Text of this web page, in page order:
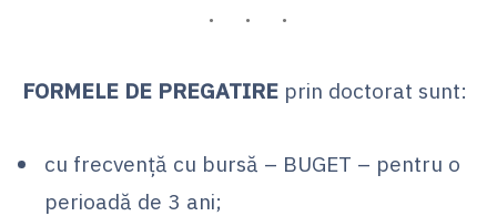
FORMELE DE PREGATIRE prin doctorat sunt:
cu frecvență cu bursă – BUGET – pentru o
perioadă de 3 ani;